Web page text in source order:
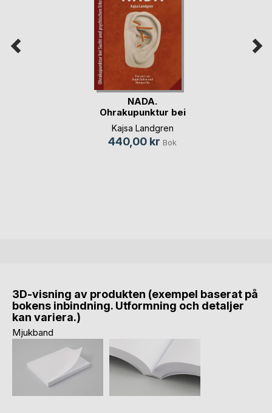
NADA.
Ohrakupunktur bei
Sucht und (...)
Kajsa Landgren
440,00 kr Bok
3D-visning av produkten (exempel baserat på
bokens inbindning. Utformning och detaljer
kan variera.)
Mjukband